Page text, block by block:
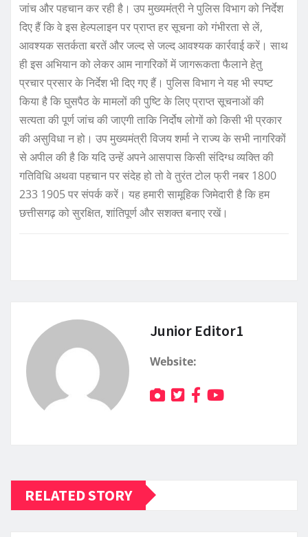
जांच और पहचान कर रही है। उप मुख्यमंत्री ने पुलिस विभाग को निर्देश
दिए हैं कि वे इस हेल्पलाइन पर प्राप्त हर सूचना को गंभीरता से लें,
आवश्यक सतर्कता बरतें और जल्द से जल्द आवश्यक कार्रवाई करें। साथ
ही इस अभियान को लेकर आम नागरिकों में जागरूकता फैलाने हेतु
प्रचार प्रसार के निर्देश भी दिए गए हैं। पुलिस विभाग ने यह भी स्पष्ट
किया है कि घुसपैठ के मामलों की पुष्टि के लिए प्राप्त सूचनाओं की
सत्यता की पूर्ण जांच की जाएगी ताकि निर्दोष लोगों को किसी भी प्रकार
की असुविधा न हो। उप मुख्यमंत्री विजय शर्मा ने राज्य के सभी नागरिकों
से अपील की है कि यदि उन्हें अपने आसपास किसी संदिग्ध व्यक्ति की
गतिविधि अथवा पहचान पर संदेह हो तो वे तुरंत टोल फ्री नबर 1800
233 1905 पर संपर्क करें। यह हमारी सामूहिक जिमेदारी है कि हम
छत्तीसगढ़ को सुरक्षित, शांतिपूर्ण और सशक्त बनाए रखें।
Junior Editor1
Website:
RELATED STORY